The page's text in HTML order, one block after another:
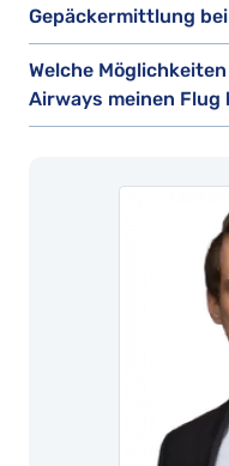
Gepäckermittlung
Welche
Airways meinen